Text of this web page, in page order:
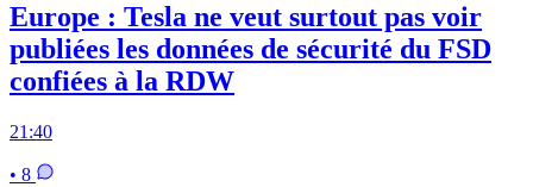
Europe : Tesla ne veut surtout pas voir
publiées les données de sécurité du FSD
confiées à la RDW
21:40
• 8